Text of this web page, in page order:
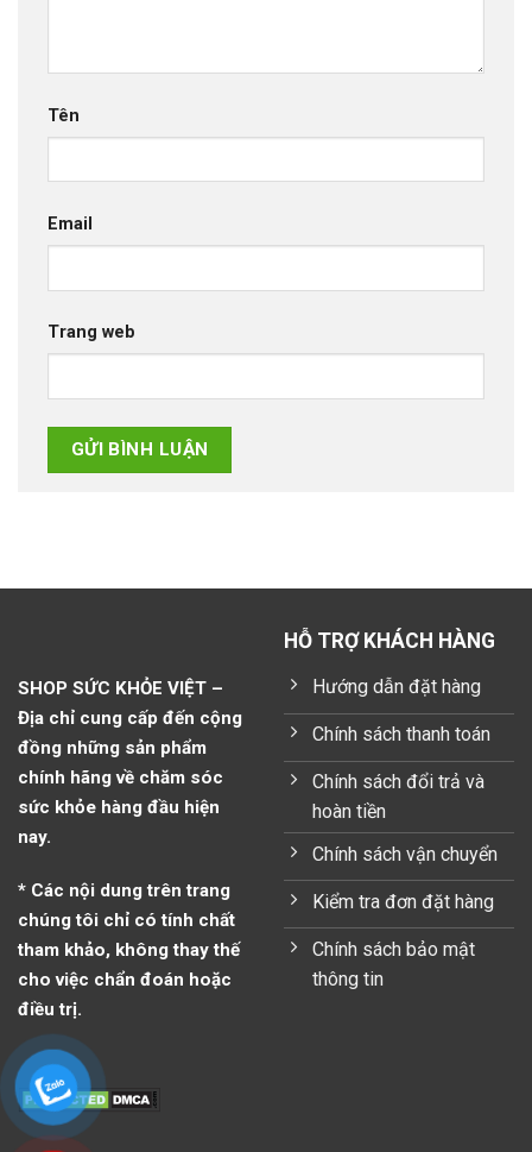
Tên
Email
Trang web
SHOP SỨC KHỎE VIỆT –
Địa chỉ cung cấp đến cộng
đồng những sản phẩm
chính hãng về chăm sóc
sức khỏe hàng đầu hiện
nay.
* Các nội dung trên trang
chúng tôi chỉ có tính chất
tham khảo, không thay thế
cho việc chẩn đoán hoặc
điều trị.
HỖ TRỢ KHÁCH HÀNG
Hướng dẫn đặt hàng
Chính sách thanh toán
Chính sách đổi trả và
hoàn tiền
Chính sách vận chuyển
Kiểm tra đơn đặt hàng
Chính sách bảo mật
thông tin